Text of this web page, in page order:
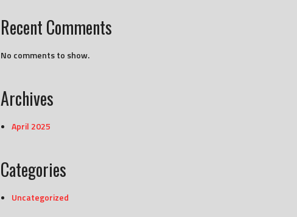
Recent Comments
No comments to show.
Archives
April 2025
Categories
Uncategorized